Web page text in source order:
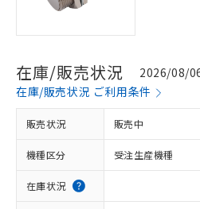
在庫/販売状況
2026/08/
在庫/販売状況 ご利用条件
販売状況 販売中
機種区分 受注生産機種
在庫状況